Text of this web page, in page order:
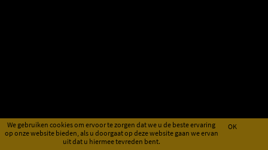
We gebruiken cookies om ervoor te zorgen dat we u de beste ervaring
op onze website bieden, als u doorgaat op deze website gaan we ervan
uit dat u hiermee tevreden bent.
OK